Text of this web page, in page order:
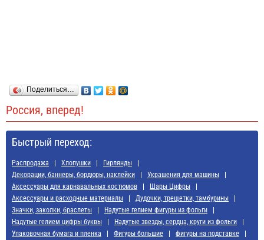
Поделиться…
Россия, вперед!
Быстрый переход:
Распродажа Хлопушки
Гирлянды
Декорации, баннеры, бордюры, наклейки
Украшения для машины
Аксессуары для карнавальных костюмов
Шары Цифры
Аксессуары и расходные материалы
Дудочки, трещетки, тамбурины
Значки, заколки, браслеты
Надутые гелием фигуры из фольги
Надутые гелием цифры буквы
Надутые звезды, сердца, круги из фольги
Упаковочная бумага и пленка
Фигуры большие
фигуры на подставке